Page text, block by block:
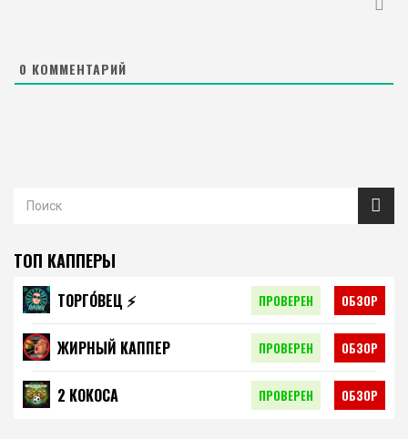
0 КОММЕНТАРИЙ
ТОП КАППЕРЫ
ТОРГО́ВЕЦ ⚡️ ПРОВЕРЕН ОБЗОР
ЖИРНЫЙ КАППЕР ПРОВЕРЕН ОБЗОР
2 КОКОСА ПРОВЕРЕН ОБЗОР